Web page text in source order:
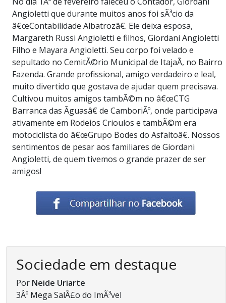
Angioletti que durante muitos anos foi sÃ³cio da
â€œContabilidade Albatrozâ€. Ele deixa esposa,
Margareth Russi Angioletti e filhos, Giordani Angioletti
Filho e Mayara Angioletti. Seu corpo foi velado e
sepultado no CemitÃ©rio Municipal de ItajaÃ­, no Bairro
Fazenda. Grande profissional, amigo verdadeiro e leal,
muito divertido que gostava de ajudar quem precisava.
Cultivou muitos amigos tambÃ©m no â€œCTG
Barranca das Ãguasâ€ de CamboriÃº, onde participava
ativamente em Rodeios Crioulos e tambÃ©m era
motociclista do â€œGrupo Bodes do Asfaltoâ€. Nossos
sentimentos de pesar aos familiares de Giordani
Angioletti, de quem tivemos o grande prazer de ser
amigos!
Sociedade em destaque
Por Neide Uriarte
3Âº Mega SalÃ£o do ImÃ³vel